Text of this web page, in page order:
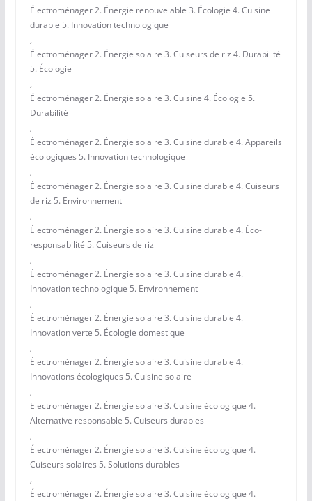
Électroménager 2. Énergie renouvelable 3. Écologie 4. Cuisine
durable 5. Innovation technologique
,
Électroménager 2. Énergie solaire 3. Cuiseurs de riz 4. Durabilité
5. Écologie
,
Électroménager 2. Énergie solaire 3. Cuisine 4. Écologie 5.
Durabilité
,
Électroménager 2. Énergie solaire 3. Cuisine durable 4. Appareils
écologiques 5. Innovation technologique
,
Électroménager 2. Énergie solaire 3. Cuisine durable 4. Cuiseurs
de riz 5. Environnement
,
Électroménager 2. Énergie solaire 3. Cuisine durable 4. Éco-
responsabilité 5. Cuiseurs de riz
,
Électroménager 2. Énergie solaire 3. Cuisine durable 4.
Innovation technologique 5. Environnement
,
Électroménager 2. Énergie solaire 3. Cuisine durable 4.
Innovation verte 5. Écologie domestique
,
Électroménager 2. Énergie solaire 3. Cuisine durable 4.
Innovations écologiques 5. Cuisine solaire
,
Electroménager 2. Énergie solaire 3. Cuisine écologique 4.
Alternative responsable 5. Cuiseurs durables
,
Électroménager 2. Énergie solaire 3. Cuisine écologique 4.
Cuiseurs solaires 5. Solutions durables
,
Électroménager 2. Énergie solaire 3. Cuisine écologique 4.